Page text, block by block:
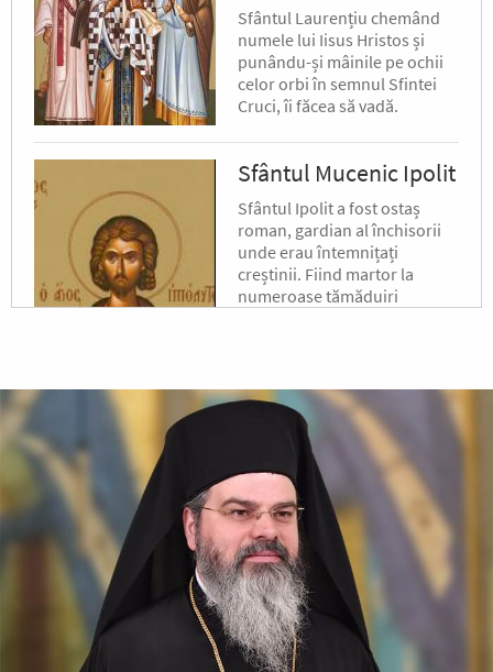
Sfântul Laurențiu chemând
numele lui Iisus Hristos și
punându-și mâinile pe ochii
celor orbi în semnul Sfintei
Cruci, îi făcea să vadă.
Sfântul Mucenic Ipolit
Sfântul Ipolit a fost ostaș
roman, gardian al închisorii
unde erau întemnițați
creștinii. Fiind martor la
numeroase tămăduiri
Sfântul Sfințit
Mucenic Xist,
Episcopul Romei
Sfântul Sfințit Mucenic Sixt
era din Atena, de neam
grecesc, și a fost mai întâi
filosof, apoi ucenic al lui
Hristos.